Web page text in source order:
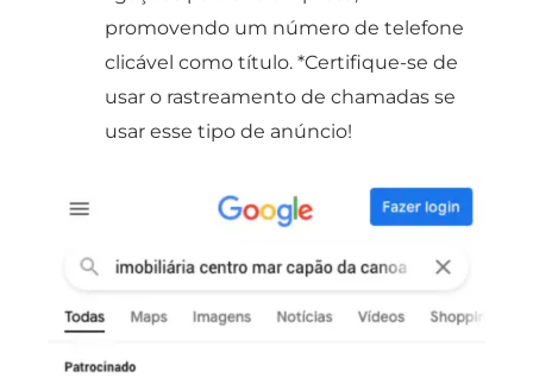
promovendo um número de telefone
clicável como título. *Certifique-se de
usar o rastreamento de chamadas se
usar esse tipo de anúncio!